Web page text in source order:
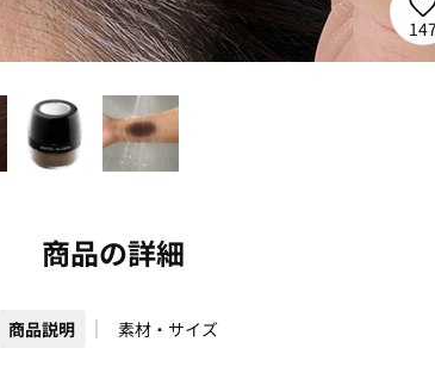
147
商品の詳細
商品説明 素材・サイズ